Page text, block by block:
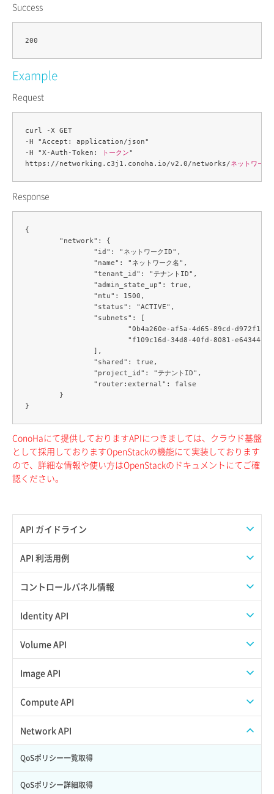
API ガイドライン
APIのご利用について
API 利活用例
APIでAPIサブユーザーを作成する
APIでVPSにISOイメージを挿入する
APIでVPSを作成する
コントロールパネル情報
APIユーザーを作成する
API情報を確認する
Identity API
Credential一覧取得
Credential作成
Credential削除
Volume API
スナップショット一覧取得
スナップショット作成
スナップショット削除
スナップショット復元
スナップショット詳細一覧取得
Image API
ISOイメージアップロード
ISOイメージ作成
イメージ一覧取得
イメージ保存使用量取得
Compute API
ISOイメージ挿入/排出
SSHキーペア一覧取得
SSHキーペア作成
Network API
QoSポリシー一覧取得
QoSポリシー詳細取得
Success
Example
Request
curl -X GET
-H "Accept: application/json"
-H "X-Auth-Token:
トークン"
https://networking.c3j1.conoha.io/v2.0/networks/ネットワーク
Response
{
ConoHaにて提供しておりますAPIにつきましては、クラウド基盤
として採用しておりますOpenStackの機能にて実装しております
ので、詳細な情報や使い方はOpenStackのドキュメントにてご確
認ください。